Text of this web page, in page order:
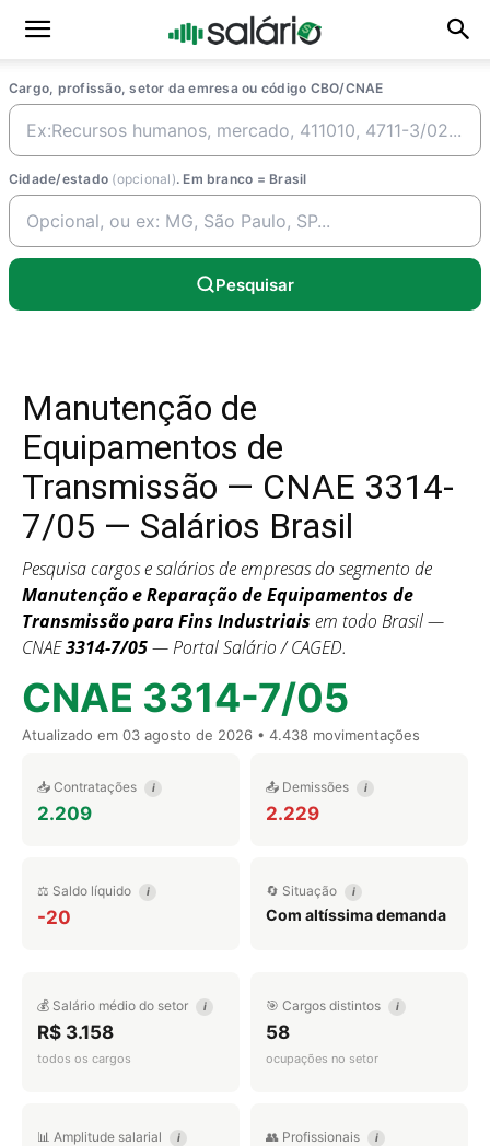
Cargo, profissão, setor da emresa ou código CBO/CNAE
Cidade/estado (opcional). Em branco = Brasil
Pesquisar
Manutenção de
Equipamentos de
Transmissão — CNAE 3314-
7/05 — Salários Brasil
Pesquisa cargos e salários de empresas do segmento de
Manutenção e Reparação de Equipamentos de
Transmissão para Fins Industriais em todo Brasil —
CNAE3314-7/05— Portal Salário / CAGED.
CNAE 3314-7/05
Atualizado em 03 agosto de 2026 • 4.438 movimentações
📥 Contratações i
2.209
📤 Demissões i
2.229
⚖️ Saldo líquido i
-20
🔄 Situação i
Com altíssima demanda
💰 Salário médio do setor i
R$ 3.158
todos os cargos
🎯 Cargos distintos i
58
ocupações no setor
📊 Amplitude salarial i 👥 Profissionais i